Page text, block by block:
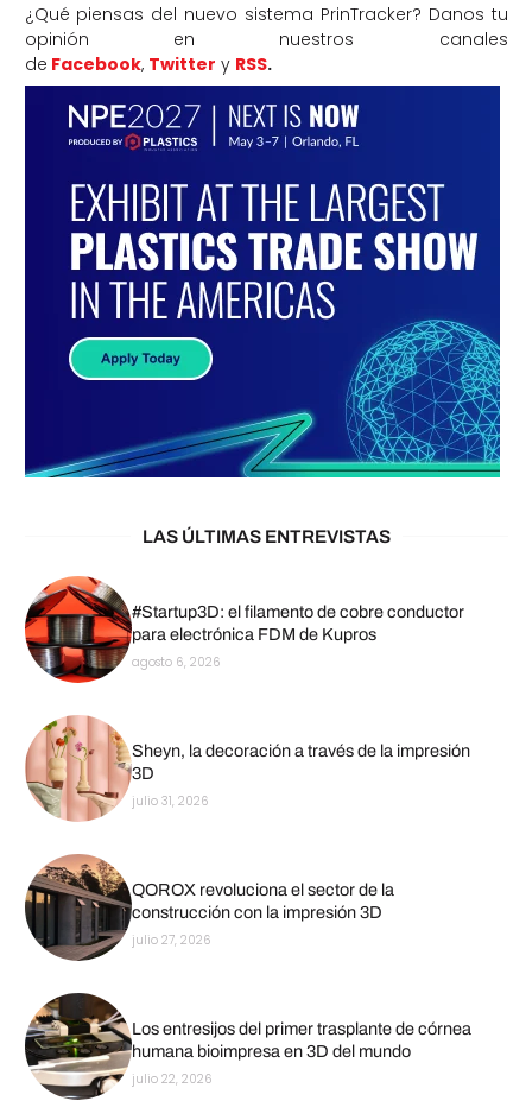
¿Qué piensas del nuevo sistema PrinTracker? Danos tu
opinión en nuestros canales
de Facebook, Twitter y RSS.
LAS ÚLTIMAS ENTREVISTAS
#Startup3D: el filamento de cobre conductor
para electrónica FDM de Kupros
agosto 6, 2026
Sheyn, la decoración a través de la impresión
3D
julio 31, 2026
QOROX revoluciona el sector de la
construcción con la impresión 3D
julio 27, 2026
Los entresijos del primer trasplante de córnea
humana bioimpresa en 3D del mundo
julio 22, 2026